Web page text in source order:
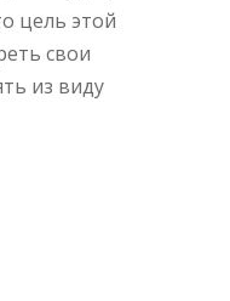
цель этой
свои
из виду